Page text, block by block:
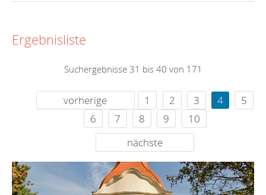
Ergebnisliste
Suchergebnisse 31 bis 40 von 171
vorherige 1 2 3 4
5
6
7 8 9
10
nächste